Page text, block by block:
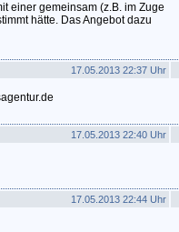
einer gemeinsam (z.B. im Zuge
hätte. Das Angebot dazu
17.05.2013 22:37 Uhr
17.05.2013 22:40 Uhr
17.05.2013 22:44 Uhr